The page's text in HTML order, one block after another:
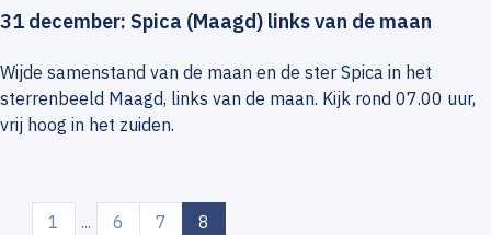
31 december: Spica (Maagd) links van de maan
Wijde samenstand van de maan en de ster Spica in het
sterrenbeeld Maagd, links van de maan. Kijk rond 07.00 uur,
vrij hoog in het zuiden.
1 ... 6 7 8